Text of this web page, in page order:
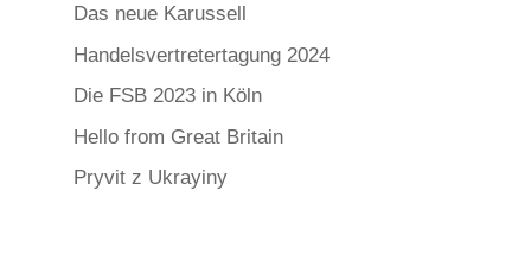
Das neue Karussell
Handelsvertretertagung 2024
Die FSB 2023 in Köln
Hello from Great Britain
Pryvit z Ukrayiny